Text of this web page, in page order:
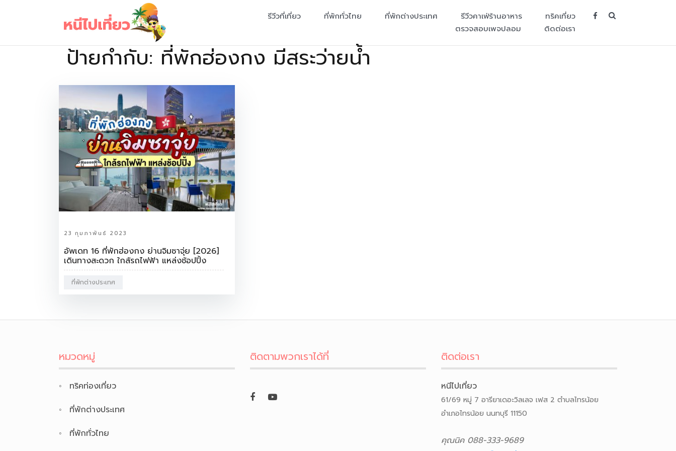
เว็บไซต์รวบรวมที่พัก ที่เที่ยว ที่กิน ไว้ในที่เดียว
รีวีวที่เที่ยว ที่พักทั่วไทย ที่พักต่างประเทศ รีวีวคาเฟ่ร้านอาหาร
ทริคเที่ยว
ตรวจสอบเพจปลอม
ติดต่อเรา
ป้ายกำกับ: ที่พักฮ่องกง มีสระว่ายน้ำ
23 กุมภาพันธ์ 2023
อัพเดท 16 ที่พักฮ่องกง ย่านจิมซาจุ่ย [2026]
เดินทางสะดวก ใกล้รถไฟฟ้า แหล่งช้อปปิ้ง
ที่พักต่างประเทศ
หมวดหมู่
ทริคท่องเที่ยว
ที่พักต่างประเทศ
ที่พักทั่วไทย
ติดตามพวกเราได้ที่ ติดต่อเรา
หนีไปเที่ยว
61/69 หมู่ 7 อารียาเดอะวิลเลจ เฟส 2 ตำบลไทรน้อย
อำเภอไทรน้อย นนทบุรี 11150
คุณนิค 088-333-9689